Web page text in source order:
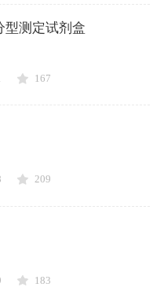
型测定试剂盒
167
209
183